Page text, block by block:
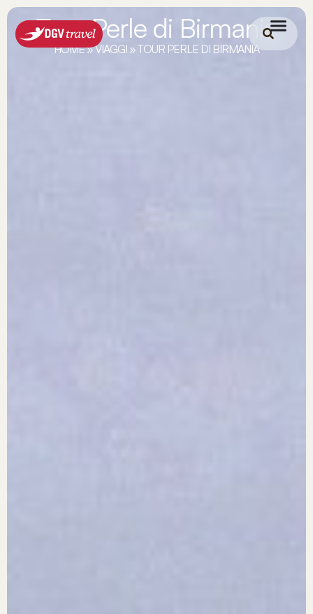
Tour Perle di Birmania
HOME»VIAGGI »TOUR PERLE DI BIRMANIA